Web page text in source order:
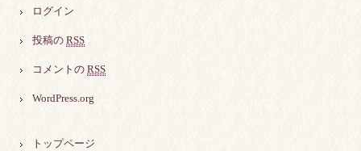
ログイン
投稿の RSS
コメントの RSS
WordPress.org
トップページ